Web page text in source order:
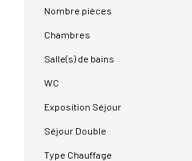
Nombre pièces
Chambres
Salle(s) de bains
WC
Exposition Séjour
Séjour Double
Type Chauffage